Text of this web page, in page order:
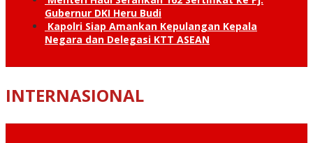
Gubernur DKI Heru Budi
Kapolri Siap Amankan Kepulangan Kepala
Negara dan Delegasi KTT ASEAN
INTERNASIONAL